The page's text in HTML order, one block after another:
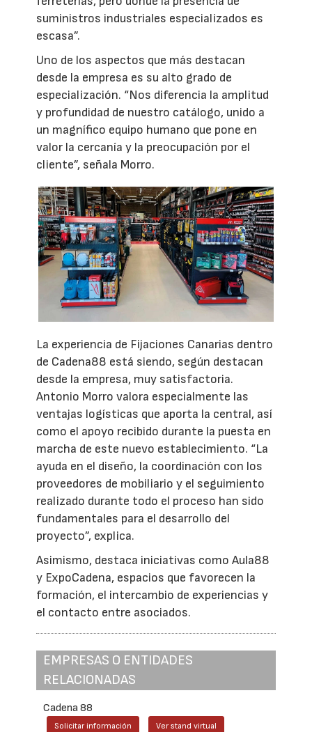
suministros industriales especializados es
escasa”.
Uno de los aspectos que más destacan
desde la empresa es su alto grado de
especialización. “Nos diferencia la amplitud
y profundidad de nuestro catálogo, unido a
un magnífico equipo humano que pone en
valor la cercanía y la preocupación por el
cliente”, señala Morro.
La experiencia de Fijaciones Canarias dentro
de Cadena88 está siendo, según destacan
desde la empresa, muy satisfactoria.
Antonio Morro valora especialmente las
ventajas logísticas que aporta la central, así
como el apoyo recibido durante la puesta en
marcha de este nuevo establecimiento. “La
ayuda en el diseño, la coordinación con los
proveedores de mobiliario y el seguimiento
realizado durante todo el proceso han sido
fundamentales para el desarrollo del
proyecto”, explica.
Asimismo, destaca iniciativas como Aula88
y ExpoCadena, espacios que favorecen la
formación, el intercambio de experiencias y
el contacto entre asociados.
EMPRESAS O ENTIDADES
RELACIONADAS
Cadena 88
Solicitar información Ver stand virtual